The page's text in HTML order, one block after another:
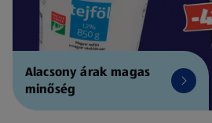
Alacsony árak magas
minőség